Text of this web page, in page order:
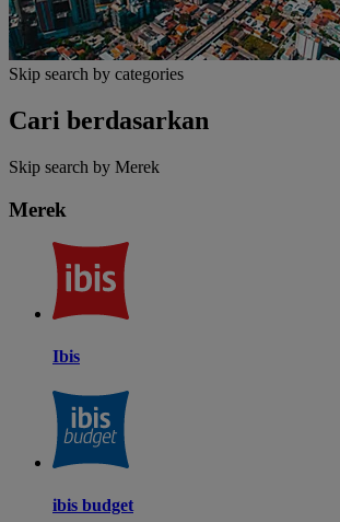
Skip search by categories
Cari berdasarkan
Skip search by Merek
Merek
Ibis
ibis budget